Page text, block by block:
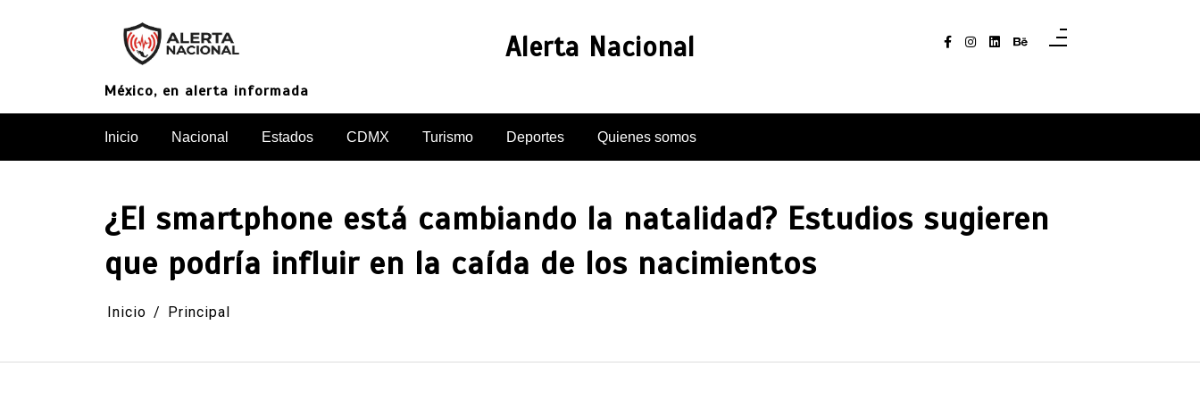
Alerta Nacional
México, en alerta informada
Inicio Nacional Estados CDMX Turismo Deportes Quienes somos
¿El smartphone está cambiando la natalidad? Estudios sugieren
que podría influir en la caída de los nacimientos
Inicio Principal